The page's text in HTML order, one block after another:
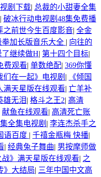
剧下载| 总裁的小甜妻全集
| 破冰行动电视剧48集免费播
之前世今生百度影音| 全金
拳加长版音乐大全 | 向往的
了继续做H| 第十四个目标|
费观看| 单数绝配| 369你懂
们在一起》电视剧 |
《倾国
满天星版在线观看| 亡羊补
雄无泪| 格斗之王2| 高清
献鱼在线观看| 高清死亡账
全集电视剧 | 李连杰杀手之
语百度 | 千禧金瓶梅 快播|
| 经典兔子舞曲| 男按摩师做
战》满天星版在线观看| 之
》大结局| 三年中国中文高